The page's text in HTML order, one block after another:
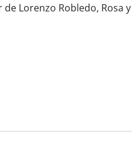
Lorenzo Robledo, Rosa y